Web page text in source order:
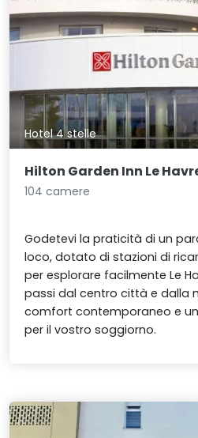
Hotel 4 stelle
Hilton Garden Inn Le
104 camere
Godetevi la praticità di un
loco, dotato di stazioni di
per esplorare facilmente Le
passi dal centro città e dalla
comfort contemporaneo e
per il vostro soggiorno.